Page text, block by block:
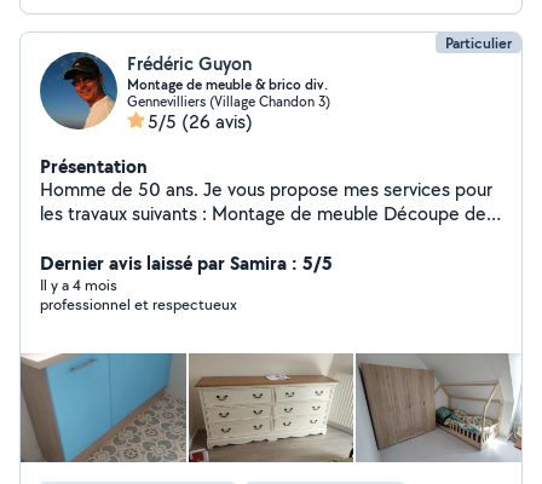
N'hesitez pas à me contacter pour discuter de votre
Particulier
Frédéric Guyon
Montage de meuble & brico div.
Gennevilliers (Village Chandon 3)
5/5 (26 avis)
Présentation
Homme de 50 ans. Je vous propose mes services pour
les travaux suivants : Montage de meuble Découpe de
Électricité générale Plomberie Efficace, soigné et
appliquant des tarifs raisonnable. Vous pouvez me
contacter par SMS. Je suis sérieux et honnête.
Dernier avis laissé par Samira : 5/5
Il y a 4 mois
professionnel et respectueux